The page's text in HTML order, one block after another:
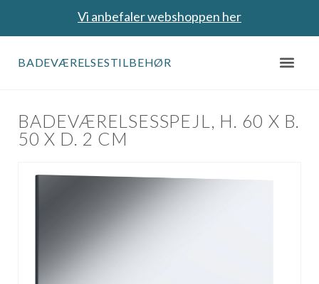
Vi anbefaler webshoppen her
BADEVÆRELSESTILBEHØR
BADEVÆRELSESSPEJL, H. 60 X B.
50 X D. 2 CM